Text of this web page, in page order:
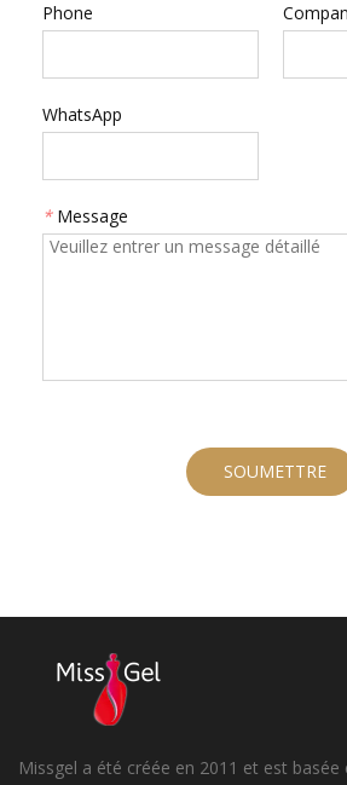
Phone
WhatsApp
* Message
SOUMETTRE
Missgel a été créée en 2011 et est basée